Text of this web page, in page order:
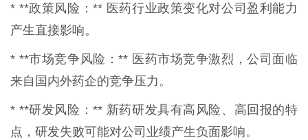
* **政策风险：** 医药行业政策变化对公司盈利能力
产生直接影响。
* **市场竞争风险：** 医药市场竞争激烈，公司面临
来自国内外药企的竞争压力。
* **研发风险：** 新药研发具有高风险、高回报的特
点，研发失败可能对公司业绩产生负面影响。